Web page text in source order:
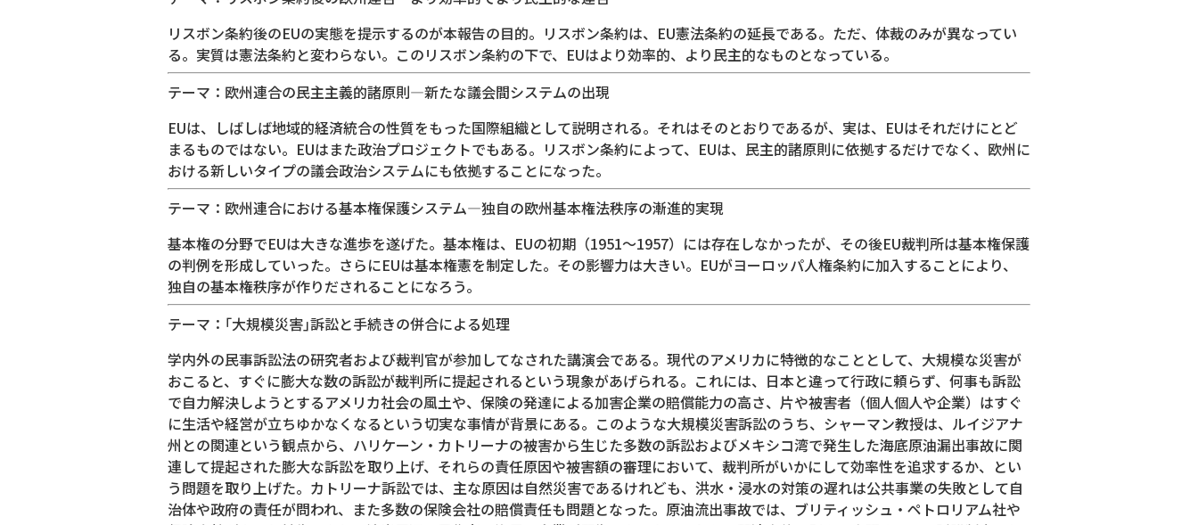
リスボン条約後のEUの実態を提示するのが本報告の目的。リスボン条約は、EU憲法条約の延長である。ただ、体裁のみが異なってい
る。実質は憲法条約と変わらない。このリスボン条約の下で、EUはより効率的、より民主的なものとなっている。
テーマ：欧州連合の民主主義的諸原則―新たな議会間システムの出現
EUは、しばしば地域的経済統合の性質をもった国際組織として説明される。それはそのとおりであるが、実は、EUはそれだけにとど
まるものではない。EUはまた政治プロジェクトでもある。リスボン条約によって、EUは、民主的諸原則に依拠するだけでなく、欧州に
おける新しいタイプの議会政治システムにも依拠することになった。
テーマ：欧州連合における基本権保護システム―独自の欧州基本権法秩序の漸進的実現
基本権の分野でEUは大きな進歩を遂げた。基本権は、EUの初期（1951～1957）には存在しなかったが、その後EU裁判所は基本権保護
の判例を形成していった。さらにEUは基本権憲を制定した。その影響力は大きい。EUがヨーロッパ人権条約に加入することにより、
独自の基本権秩序が作りだされることになろう。
テーマ：｢大規模災害｣訴訟と手続きの併合による処理
学内外の民事訴訟法の研究者および裁判官が参加してなされた講演会である。現代のアメリカに特徴的なこととして、大規模な災害が
おこると、すぐに膨大な数の訴訟が裁判所に提起されるという現象があげられる。これには、日本と違って行政に頼らず、何事も訴訟
で自力解決しようとするアメリカ社会の風土や、保険の発達による加害企業の賠償能力の高さ、片や被害者（個人個人や企業）はすぐ
に生活や経営が立ちゆかなくなるという切実な事情が背景にある。このような大規模災害訴訟のうち、シャーマン教授は、ルイジアナ
州との関連という観点から、ハリケーン・カトリーナの被害から生じた多数の訴訟およびメキシコ湾で発生した海底原油漏出事故に関
連して提起された膨大な訴訟を取り上げ、それらの責任原因や被害額の審理において、裁判所がいかにして効率性を追求するか、とい
う問題を取り上げた。カトリーナ訴訟では、主な原因は自然災害であるけれども、洪水・浸水の対策の遅れは公共事業の失敗として自
治体や政府の責任が問われ、また多数の保険会社の賠償責任も問題となった。原油流出事故では、ブリティッシュ・ペトロリアム社や